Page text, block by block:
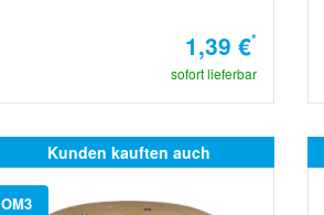
1,39 €*
sofort lieferbar
Kunden kauften auch
OM3